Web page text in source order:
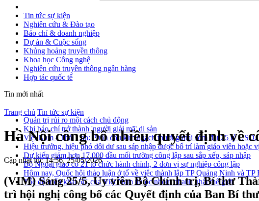
Tin tức sự kiện
Nghiên cứu & Đào tạo
Báo chí & doanh nghiệp
Dự án & Cuộc sống
Khủng hoảng truyền thông
Khoa học Công nghệ
Nghiên cứu truyền thông ngân hàng
Hợp tác quốc tế
Tin mới nhất
Quản trị rủi ro một cách chủ động
Khi báo chí trở thành 'người giải mã' di sản
Việt Nam - Thái Lan: Phấn đấu kim ngạch thương mại sớm đạt 25 tỷ
Hiệu trưởng, hiệu phó dôi dư sau sáp nhập được bố trí làm giáo viên hoặc
Dự kiến giảm hơn 17.000 đầu mối trường công lập sau sắp xếp, sáp nhập
Bộ Ngoại giao có 21 tổ chức hành chính, 2 đơn vị sự nghiệp công lập
Hôm nay, Quốc hội thảo luận ở tổ về việc thành lập TP Quảng Ninh và TP
Tốc độ triển khai 5G của Việt Nam thuộc nhóm nhanh nhất thế giới
Trang chủ Tin tức sự kiện
Hà Nội công bố nhiều quyết định về
Cập nhật lúc 14:56, 25/05/2026
(VIM) Sáng 25/5, Ủy viên Bộ Chính trị, Bí thư
trì hội nghị công bố các Quyết định của Ban Bí